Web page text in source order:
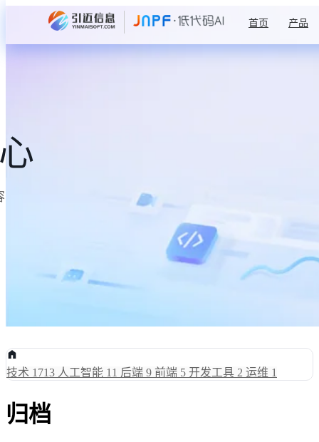
首页 产品
技术 1713 人工智能 11 后端 9 前端 5 开发工具 2 运维 1
归档